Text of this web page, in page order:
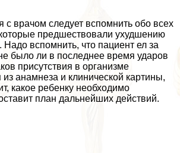
врачом следует вспомнить обо всех
предшествовали ухудшению
Надо вспомнить, что пациент ел за
было ли в последнее время ударов
присутствия в организме
анамнеза и клинической картины,
какое ребенку необходимо
план дальнейших действий.